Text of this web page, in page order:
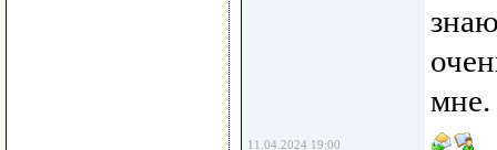
мне.
11.04.2024 19:00